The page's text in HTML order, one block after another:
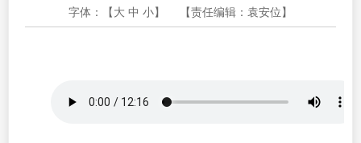
字体：【 大 中 小 】 【责任编辑：袁安位】